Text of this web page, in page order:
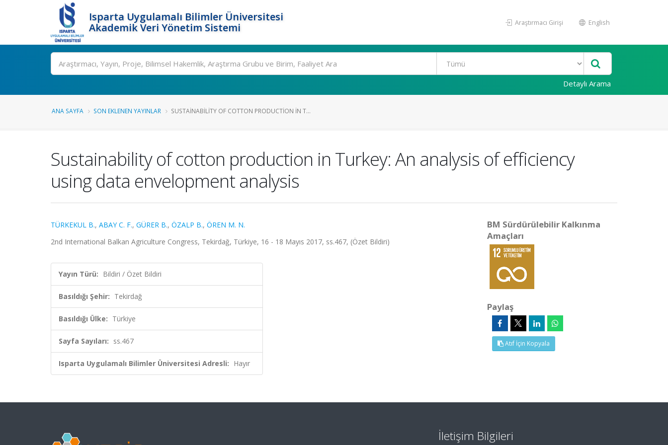
Isparta Uygulamalı Bilimler Üniversitesi
Akademik Veri Yönetim Sistemi
Araştırmacı Girişi English
Ara
Detaylı Arama
ANA SAYFA SON EKLENEN YAYINLAR SUSTAINABILITY OF COTTON PRODUCTION IN T...
Sustainability of cotton production in Turkey: An analysis of efficiency
using data envelopment analysis
TÜRKEKUL B., ABAY C. F., GÜRER B., ÖZALP B., ÖREN M. N.
2nd International Balkan Agriculture Congress, Tekirdağ, Türkiye, 16 - 18 Mayıs 2017, ss.467, (Özet Bildiri)
Yayın Türü: Bildiri / Özet Bildiri
Basıldığı Şehir: Tekirdağ
Basıldığı Ülke: Türkiye
Sayfa Sayıları: ss.467
Isparta Uygulamalı Bilimler Üniversitesi Adresli: Hayır
BM Sürdürülebilir Kalkınma
Amaçları
Paylaş
Atıf İçin Kopyala
İletişim Bilgileri